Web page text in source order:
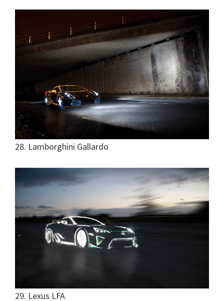
28. Lamborghini Gallardo
29. Lexus LFA